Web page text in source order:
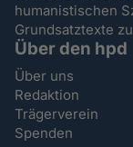
humanistischen
Grundsatztexte
Über den hpd
Über uns
Redaktion
Trägerverein
Spenden